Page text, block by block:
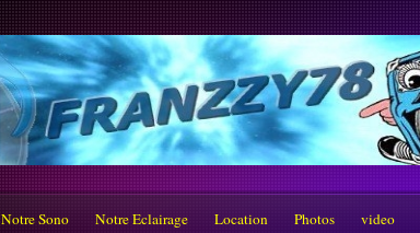
Notre Sono Notre Eclairage Location Photos video